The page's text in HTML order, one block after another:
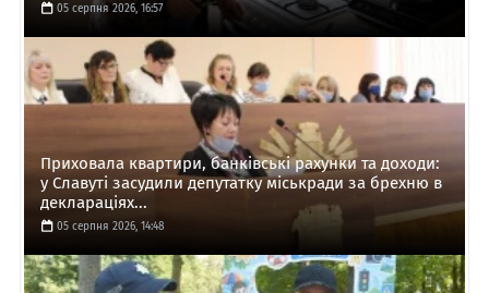
05 серпня 2026, 16:57
Приховала квартири, банківські рахунки та доходи:
у Славуті засудили депутатку міськради за брехню в
деклараціях...
05 серпня 2026, 14:48